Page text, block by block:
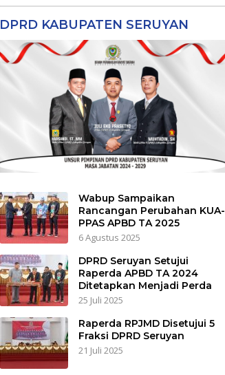
DPRD KABUPATEN SERUYAN
Wabup Sampaikan
Rancangan Perubahan KUA-
PPAS APBD TA 2025
6 Agustus 2025
DPRD Seruyan Setujui
Raperda APBD TA 2024
Ditetapkan Menjadi Perda
25 Juli 2025
Raperda RPJMD Disetujui 5
Fraksi DPRD Seruyan
21 Juli 2025